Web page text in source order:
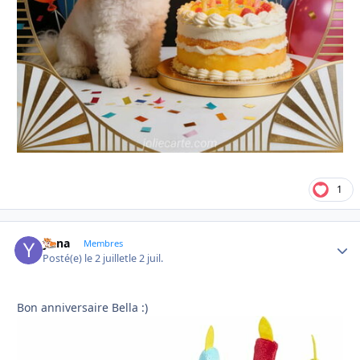
1
yona Membres
Posté(e) le 2 juilletle 2 juil.
Bon anniversaire Bella :)